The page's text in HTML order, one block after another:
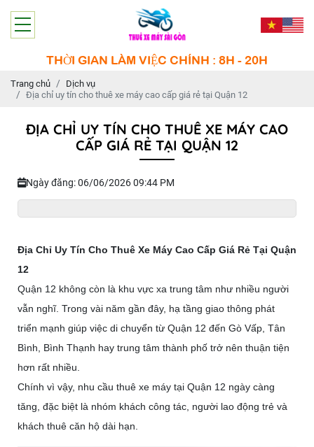
THỜI GIAN LÀM VIỆC CHÍNH : 8H - 20H
Trang chủ
Dịch vụ
Địa chỉ uy tín cho thuê xe máy cao cấp giá rẻ tại Quận 12
ĐỊA CHỈ UY TÍN CHO THUÊ XE MÁY CAO
CẤP GIÁ RẺ TẠI QUẬN 12
Ngày đăng: 06/06/2026 09:44 PM
Địa Chỉ Uy Tín Cho Thuê Xe Máy Cao Cấp Giá Rẻ Tại Quận
12
Quận 12 không còn là khu vực xa trung tâm như nhiều người
vẫn nghĩ. Trong vài năm gần đây, hạ tầng giao thông phát
triển mạnh giúp việc di chuyển từ Quận 12 đến Gò Vấp, Tân
Bình, Bình Thạnh hay trung tâm thành phố trở nên thuận tiện
hơn rất nhiều.
Chính vì vậy, nhu cầu thuê xe máy tại Quận 12 ngày càng
tăng, đặc biệt là nhóm khách công tác, người lao động trẻ và
khách thuê căn hộ dài hạn.